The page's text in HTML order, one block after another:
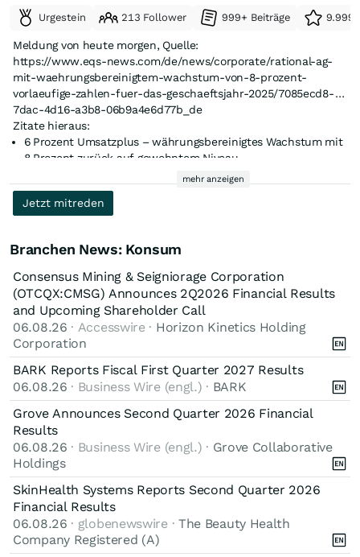
weiterhin kritisch?
Anpassungsfähigkeit der Kosten an die Marktlage
Urgestein 213 Follower 999+ Beiträge
Meldung von heute morgen, Quelle:
https://www.eqs-news.com/de/news/corporate/rational-ag-
mit-waehrungsbereinigtem-wachstum-von-8-prozent-
vorlaeufige-zahlen-fuer-das-geschaeftsjahr-2025/7085ecd8-
7dac-4d16-a3b8-06b9a4e6d77b_de
Zitate hieraus:
6 Prozent Umsatzplus – währungsbereinigtes Wachstum mit
8 Prozent zurück auf gewohntem Niveau
341 Millionen Euro Umsatzerlöse im vierten Quartal 2025 –
1.260 Millionen Euro im Geschäftsjahr 2025
iVario-Umsatzerlöse wachsen um 10 Prozent – iCombi steigt
26,4 Prozent EBIT-Marge
mehr anzeigen
Jetzt mitreden
Branchen News: Konsum
Consensus Mining & Seigniorage Corporation
(OTCQX:CMSG) Announces 2Q2026 Financial Results
and Upcoming Shareholder Call
06.08.26 · Accesswire · Horizon Kinetics Holding
Corporation
BARK Reports Fiscal First Quarter 2027 Results
06.08.26 · Business Wire (engl.) · BARK
Grove Announces Second Quarter 2026 Financial
Results
06.08.26 · Business Wire (engl.) · Grove Collaborative
Holdings
SkinHealth Systems Reports Second Quarter 2026
Financial Results
06.08.26 · globenewswire · The Beauty Health
Company Registered (A)